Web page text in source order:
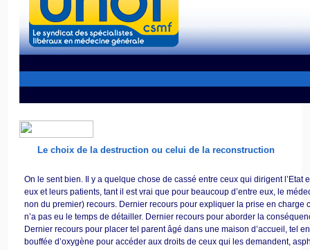
Le choix de la destruction ou celui de la reconstruction
On le sent bien. Il y a quelque chose de cassé entre ceux qui dirigent
eux et leurs patients, tant il est vrai que pour beaucoup d’entre eux, le
non du premier) recours. Dernier recours pour expliquer la prise en
n’a pas eu le temps de détailler. Dernier recours pour aborder la
Dernier recours pour placer tel parent âgé dans une maison d’accueil, tel
bouffée d’oxygène pour accéder aux droits de ceux qui les demandent,